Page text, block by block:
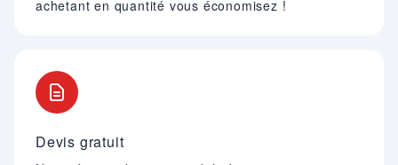
achetant en quantité vous économisez !
Devis gratuit